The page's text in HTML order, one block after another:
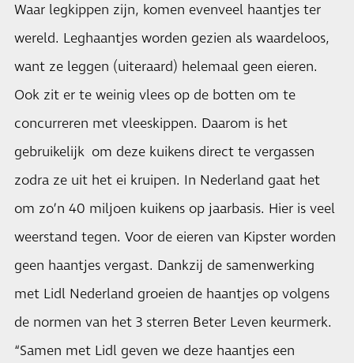
Waar legkippen zijn, komen evenveel haantjes ter
wereld. Leghaantjes worden gezien als waardeloos,
want ze leggen (uiteraard) helemaal geen eieren.
Ook zit er te weinig vlees op de botten om te
concurreren met vleeskippen. Daarom is het
gebruikelijk om deze kuikens direct te vergassen
zodra ze uit het ei kruipen. In Nederland gaat het
om zo’n 40 miljoen kuikens op jaarbasis. Hier is veel
weerstand tegen. Voor de eieren van Kipster worden
geen haantjes vergast. Dankzij de samenwerking
met Lidl Nederland groeien de haantjes op volgens
de normen van het 3 sterren Beter Leven keurmerk.
“Samen met Lidl geven we deze haantjes een